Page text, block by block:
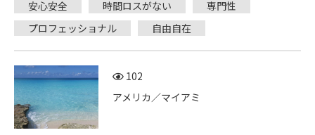
安心安全
時間ロスがない
専門性
プロフェッショナル
自由自在
102
アメリカ／マイアミ